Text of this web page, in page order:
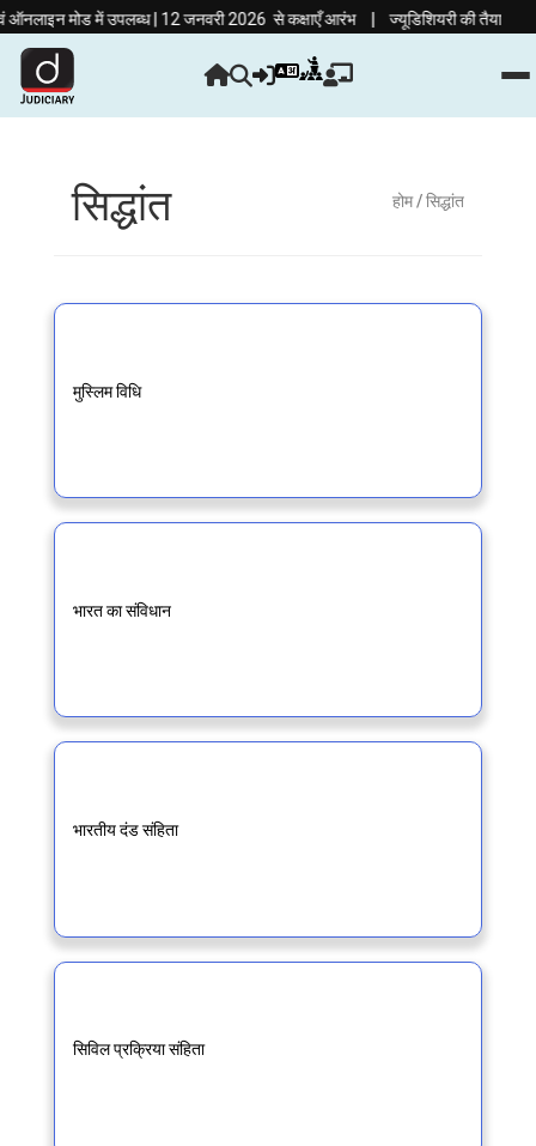
मोड में उपलब्ध | 12 जनवरी 2026 से कक्षाएँ आरंभ| ज्यूडिशियरी की तैयारी अब
सिद्धांत होम/ सिद्धांत
मुस्लिम विधि
भारत का संविधान
भारतीय दंड संहिता
सिविल प्रक्रिया संहिता